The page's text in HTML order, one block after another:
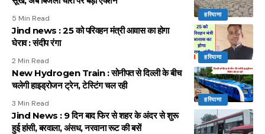
हरियाणा
5 Min Read
हरियाणा
Jind news : 25 को परिवहन मंत्री आवास का होगा
घेराव : संदीप रंगा
2 Min Read
हरियाणा
New Hydrogen Train : सोनीपत से दिल्ली के बीच
चलेगी हाइड्रोजन ट्रेन, टेस्टिंग चल रही
3 Min Read
Jind News : 9 दिन बाद फिर से शहर के अंदर से शुरू
हुई हांसी, बरवाला, अंसध, नरवाना रूट की बसें